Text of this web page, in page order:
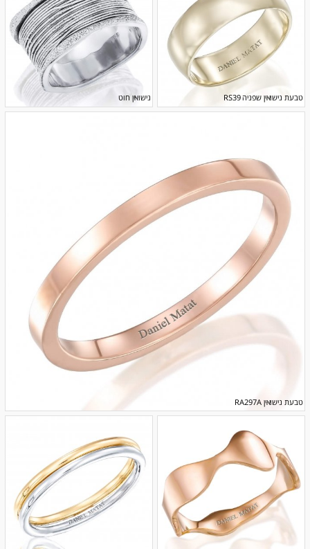
טבעת נישואין שפניה RS39 נישואין חוט
טבעת נישואין RA297A